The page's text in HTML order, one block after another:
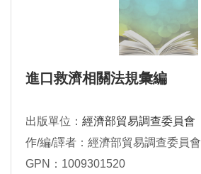
進口救濟相關法規彙編
出版單位： 經濟部貿易調查委員會
作/編/譯者：經濟部貿易調查委員會
GPN：1009301520